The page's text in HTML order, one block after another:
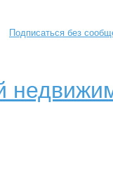
Подписаться без